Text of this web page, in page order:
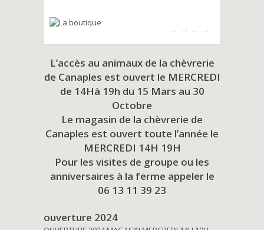
L’accès au animaux de la chèvrerie
de Canaples est ouvert le MERCREDI
de 14Hà 19h du 15 Mars au 30
Octobre
Le magasin de la chèvrerie de
Canaples est ouvert toute l’année le
MERCREDI 14H 19H
Pour les visites de groupe ou les
anniversaires à la ferme appeler le
06 13 11 39 23
ouverture 2024